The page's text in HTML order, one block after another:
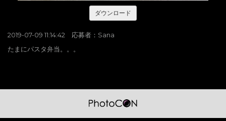
ダウンロード
2019-07-09 11:14:42 応募者：Sana
たまにパスタ弁当。。。